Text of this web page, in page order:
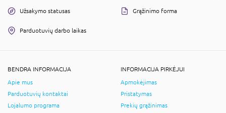
Užsakymo statusas Grąžinimo forma
Parduotuvių darbo laikas
BENDRA INFORMACIJA
Apie mus
Parduotuvių kontaktai
Lojalumo programa
INFORMACIJA PIRKĖJUI
Apmokėjimas
Pristatymas
Prekių grąžinimas